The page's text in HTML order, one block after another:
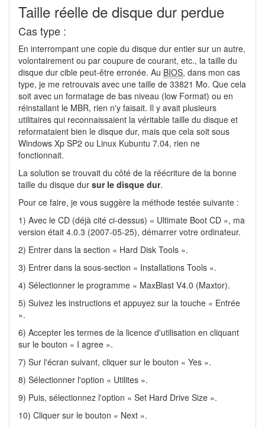
Taille réelle de disque dur perdue
Cas type :
En interrompant une copie du disque dur entier sur un autre,
volontairement ou par coupure de courant, etc., la taille du
disque dur cible peut-être erronée. Au BIOS, dans mon cas
type, je me retrouvais avec une taille de 33821 Mo. Que cela
soit avec un formatage de bas niveau (low Format) ou en
réinstallant le MBR, rien n'y faisait. Il y avait plusieurs
utilitaires qui reconnaissaient la véritable taille du disque et
reformataient bien le disque dur, mais que cela soit sous
Windows Xp SP2 ou Linux Kubuntu 7.04, rien ne
fonctionnait.
La solution se trouvait du côté de la réécriture de la bonne
taille du disque dur sur le disque dur.
Pour ce faire, je vous suggère la méthode testée suivante :
1) Avec le CD (déjà cité ci-dessus) « Ultimate Boot CD », ma
version était 4.0.3 (2007-05-25), démarrer votre ordinateur.
2) Entrer dans la section « Hard Disk Tools ».
3) Entrer dans la sous-section « Installations Tools ».
4) Sélectionner le programme « MaxBlast V4.0 (Maxtor).
5) Suivez les instructions et appuyez sur la touche « Entrée
».
6) Accepter les termes de la licence d'utilisation en cliquant
sur le bouton « I agree ».
7) Sur l'écran suivant, cliquer sur le bouton « Yes ».
8) Sélectionner l'option « Utilites ».
9) Puis, sélectionnez l'option « Set Hard Drive Size ».
10) Cliquer sur le bouton « Next ».